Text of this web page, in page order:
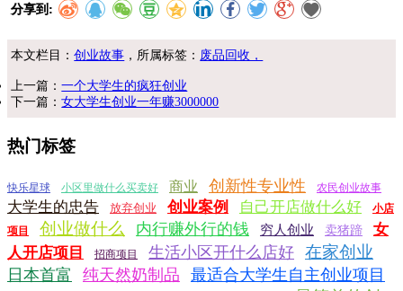
分享到:
本文栏目：创业故事 ，所属标签： 废品回收，
上一篇：一个大学生的疯狂创业
下一篇：女大学生创业一年赚3000000
热门标签
快乐星球 小区里做什么买卖好 商业 创新性专业性 农民创业故事
大学生的忠告 放弃创业 创业案例 自己开店做什么好
小店
项目
创业做什么 内行赚外行的钱 穷人创业 卖猪蹄
女
人开店项目
招商项目 生活小区开什么店好 在家创业
日本首富 纯天然奶制品 最适合大学生自主创业项目